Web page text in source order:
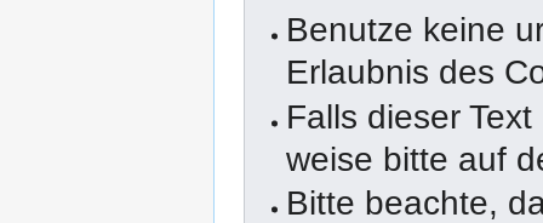
Benutze keine
Erlaubnis des
Falls dieser
weise bitte auf
Bitte beachte,